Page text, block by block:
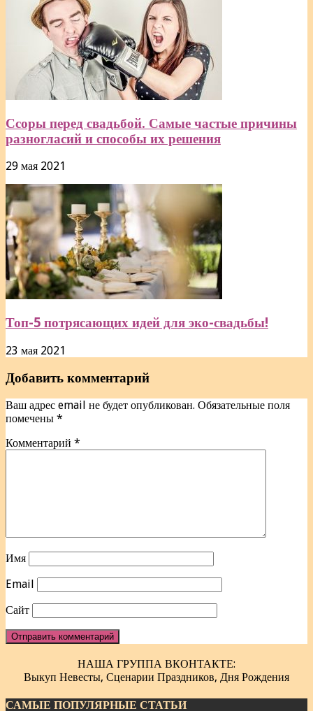
Ссоры перед свадьбой. Самые частые причины
разногласий и способы их решения
29 мая 2021
Топ-5 потрясающих идей для эко-свадьбы!
23 мая 2021
Добавить комментарий
Ваш адрес email не будет опубликован. Обязательные поля
помечены *
Комментарий *
Имя
Email
Сайт
НАША ГРУППА ВКОНТАКТЕ:
Выкуп Невесты, Сценарии Праздников, Дня Рождения
САМЫЕ ПОПУЛЯРНЫЕ СТАТЬИ